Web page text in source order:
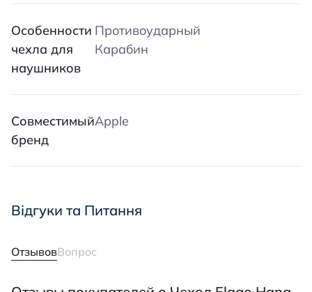
Особенности
чехла для
наушников
Противоударный
Карабин
Совместимый
бренд
Apple
Відгуки та Питання
ОтзывовВопрос